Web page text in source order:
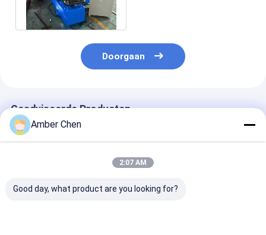
Doorgaan
Geadviseerde Producten
Amber Chen
2:07 AM
Good day, what product are you looking for?